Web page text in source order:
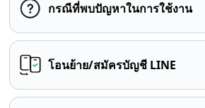
กรณีที่พบปัญหาในการใช้งาน
โอนย้าย/สมัครบัญชี LINE